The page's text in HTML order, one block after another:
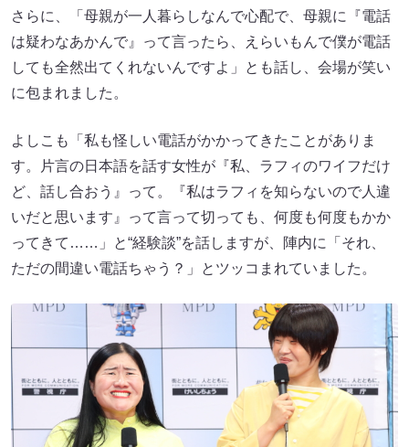
さらに、「母親が一人暮らしなんで心配で、母親に『電話
は疑わなあかんで』って言ったら、えらいもんで僕が電話
しても全然出てくれないんですよ」とも話し、会場が笑い
に包まれました。
よしこも「私も怪しい電話がかかってきたことがありま
す。片言の日本語を話す女性が『私、ラフィのワイフだけ
ど、話し合おう』って。『私はラフィを知らないので人違
いだと思います』って言って切っても、何度も何度もかか
ってきて……」と“経験談”を話しますが、陣内に「それ、
ただの間違い電話ちゃう？」とツッコまれていました。